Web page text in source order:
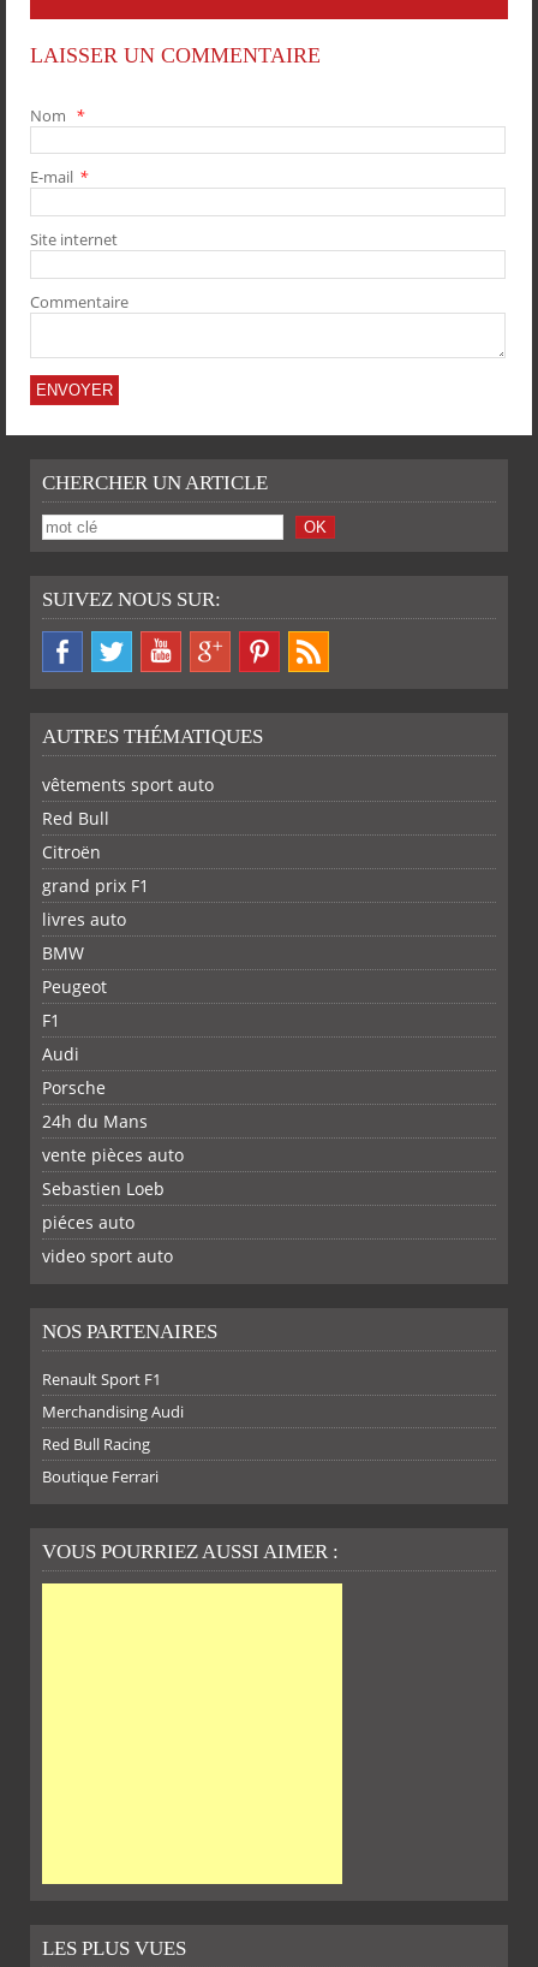
SUR SUR SUR SUR
LAISSER UN COMMENTAIRE
Nom *
E-mail *
Site internet
Commentaire
CHERCHER UN ARTICLE
SUIVEZ NOUS SUR:
FACEBOOKTWITTER
AUTRES THÉMATIQUES
vêtements sport auto
Red Bull
Citroën
grand prix F1
livres auto
BMW
Peugeot
F1
Audi
Porsche
24h du Mans
vente pièces auto
Sebastien Loeb
piéces auto
video sport auto
NOS PARTENAIRES
Renault Sport F1
Merchandising Audi
Red Bull Racing
Boutique Ferrari
VOUS POURRIEZ AUSSI AIMER :
LES PLUS VUES